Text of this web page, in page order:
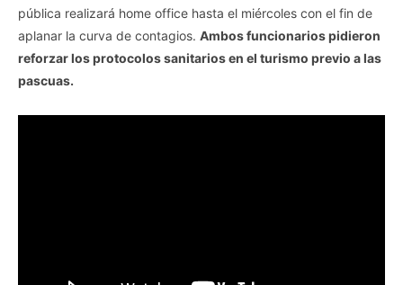
pública realizará home office hasta el miércoles con el fin de
aplanar la curva de contagios. Ambos funcionarios pidieron
reforzar los protocolos sanitarios en el turismo previo a las
pascuas.